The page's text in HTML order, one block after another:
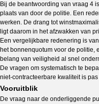
Bij de beantwoording van vraag 4
plaats van door de politie. Een
werken. De drang tot
ligt daarom in het afzwakken van
Een vergelijkbare redenering is
het bonnenquotum voor de politie,
belang van veiligheid al snel
De vragen om systematisch te
niet-contracteerbare kwaliteit is
Vooruitblik
De vraag naar de onderliggende